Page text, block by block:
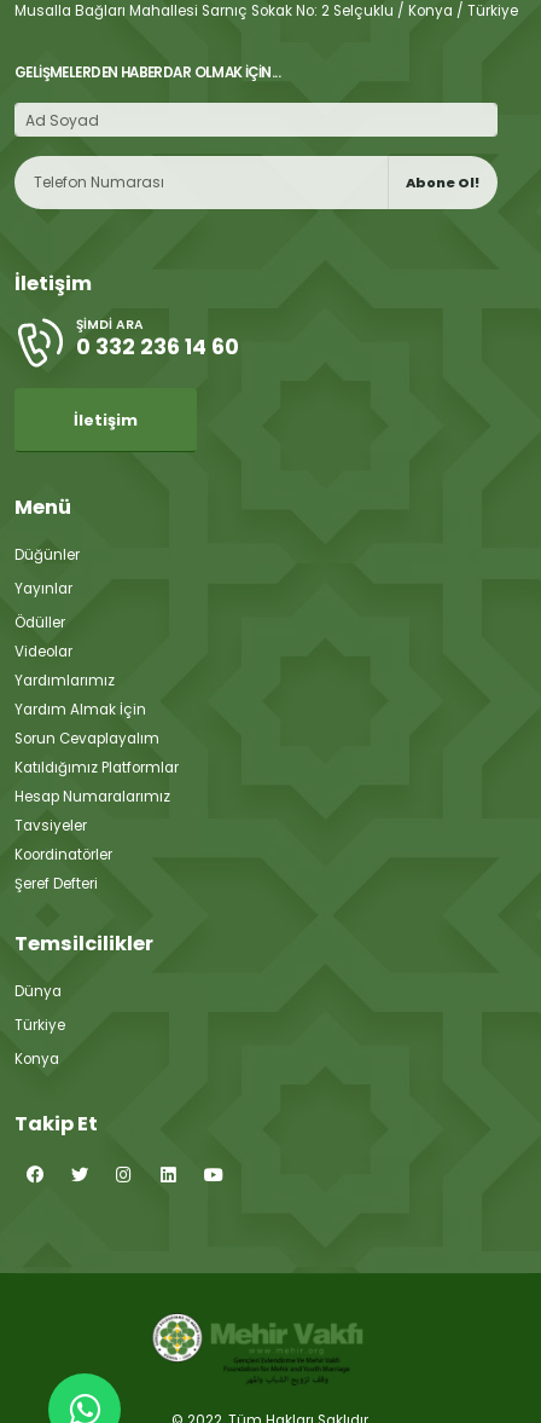
Musalla Bağları Mahallesi Sarnıç Sokak No: 2 Selçuklu / Konya / Türkiye
GELIŞMELERDEN HABERDAR OLMAK İÇIN...
Abone Ol!
İletişim
ŞIMDI ARA
0 332 236 14 60
İletişim
Menü
Düğünler
Yayınlar
Ödüller
Videolar
Yardımlarımız
Yardım Almak İçin
Sorun Cevaplayalım
Katıldığımız Platformlar
Hesap Numaralarımız
Tavsiyeler
Koordinatörler
Şeref Defteri
Temsilcilikler
Dünya
Türkiye
Konya
Takip Et